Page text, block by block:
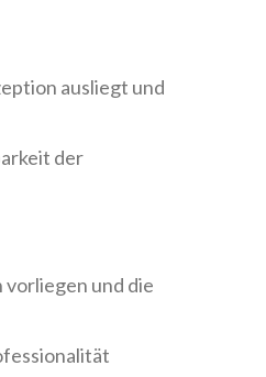
ausliegt und
der
und die